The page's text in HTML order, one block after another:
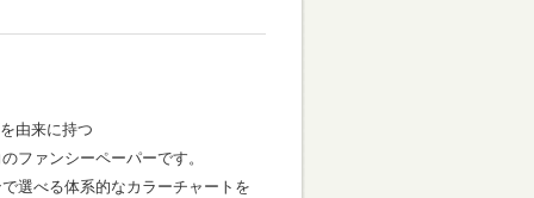
由来に持つ
ファンシーペーパーです。
選べる体系的なカラーチャートを